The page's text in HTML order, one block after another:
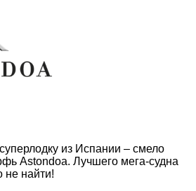
из Испании – смело
Astondoa. Лучшего мега-судна
не найти!